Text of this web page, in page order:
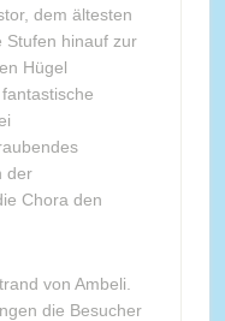
dem ältesten
Stufen hinauf zur
Hügel
der
Chora den
von Ambeli.
die Besucher